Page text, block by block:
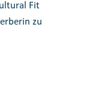
Fit
zu